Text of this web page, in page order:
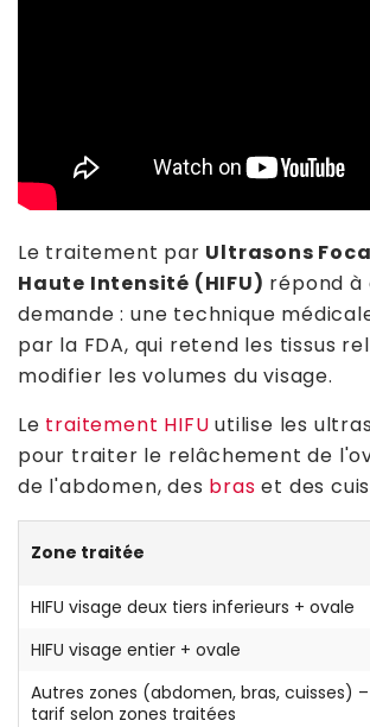
Le traitement par Ultrasons
Haute Intensité (HIFU) répond
demande : une technique
par la FDA, qui retend les tissus
modifier les volumes du visage.
Le traitement HIFU utilise les
pour traiter le relâchement de
de l'abdomen, des bras et des
Zone traitée
HIFU visage deux tiers inferieurs + ovale
HIFU visage entier + ovale
Autres zones (abdomen, bras, cuisses) –
tarif selon zones traitées